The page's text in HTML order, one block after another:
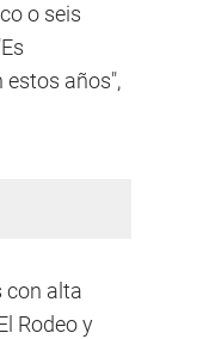
o seis
años",
con alta
Rodeo y